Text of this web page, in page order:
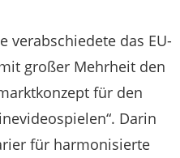
verabschiedete das EU-
großer Mehrheit den
für den
Darin
für harmonisierte